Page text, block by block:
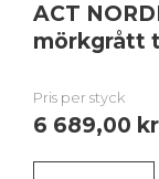
ACT
mörkgrått
Pris per styck
6 689,00